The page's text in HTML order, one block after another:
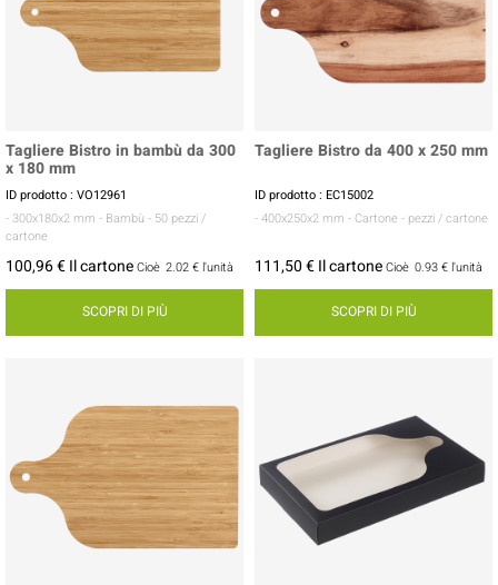
Tagliere Bistro in bambù da 300
x 180 mm
ID prodotto : VO12961
- 300x180x2 mm - Bambù - 50 pezzi /
cartone
100,96 € Il cartoneCioè 2.02 € l'unità
SCOPRI DI PIÙ
Tagliere Bistro da 400 x 250 mm
ID prodotto : EC15002
- 400x250x2 mm - Cartone - pezzi / cartone
111,50 € Il cartoneCioè 0.93 € l'unità
SCOPRI DI PIÙ